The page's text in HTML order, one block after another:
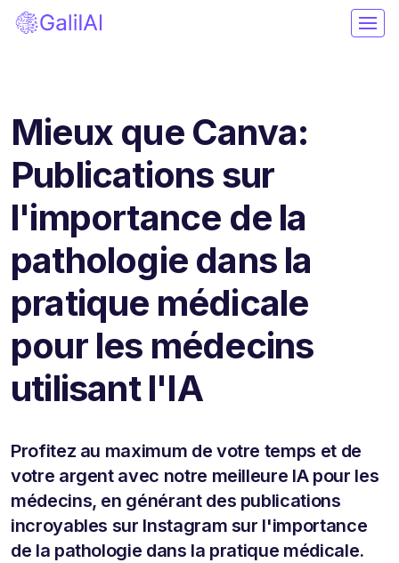
Mieux que Canva:
Publications sur
l'importance de la
pathologie dans la
pratique médicale
pour les médecins
utilisant l'IA
Profitez au maximum de votre temps et de
votre argent avec notre meilleure IA pour les
médecins, en générant des publications
incroyables sur Instagram sur l'importance
de la pathologie dans la pratique médicale.